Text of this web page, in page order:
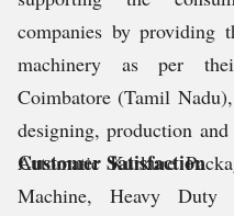
companies by providing
machinery as per
Coimbatore (Tamil Nadu),
designing, production
Automatic Kurkure
Machine, Heavy Duty
Customer Satisfaction